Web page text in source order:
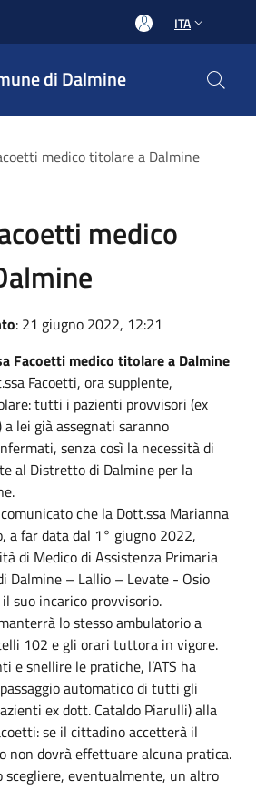
ITA
di Dalmine
medico titolare a Dalmine
medico
: 21 giugno 2022, 12:21
Facoetti medico titolare a Dalmine
Facoetti, ora supplente,
tutti i pazienti provvisori (ex
lei già assegnati saranno
senza così la necessità di
al Distretto di Dalmine per la
comunicato che la Dott.ssa Marianna
a far data dal 1° giugno 2022,
di Medico di Assistenza Primaria
Dalmine – Lallio – Levate - Osio
suo incarico provvisorio.
lo stesso ambulatorio a
102 e gli orari tuttora in vigore.
e snellire le pratiche, l’ATS ha
automatico di tutti gli
ex dott. Cataldo Piarulli) alla
se il cittadino accetterà il
non dovrà effettuare alcuna pratica.
eventualmente, un altro